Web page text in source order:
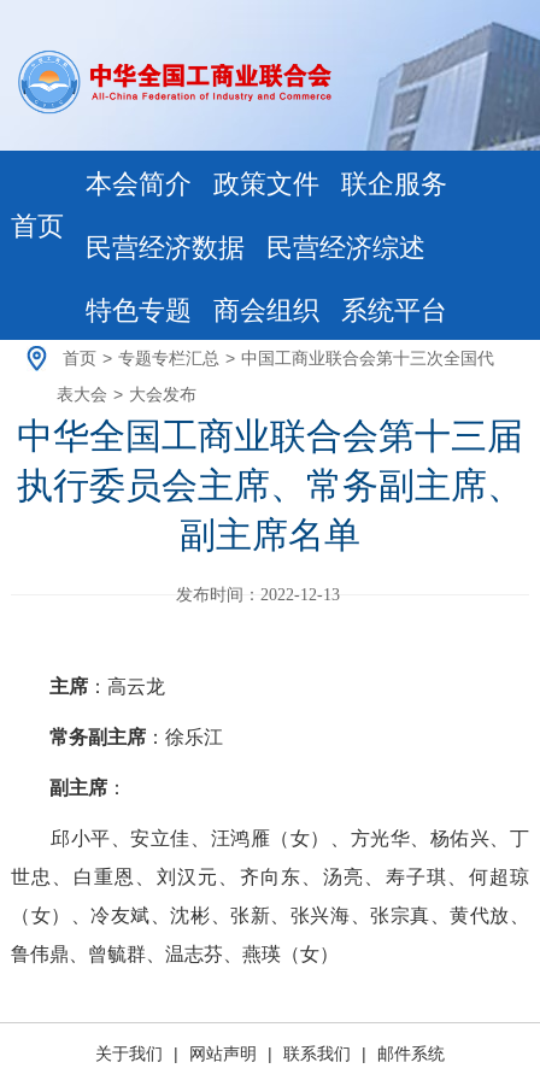
首页
本会简介 政策文件 联企服务
民营经济数据 民营经济综述
特色专题 商会组织 系统平台
首页 > 专题专栏汇总 > 中国工商业联合会第十三次全国代
表大会 > 大会发布
中华全国工商业联合会第十三届
执行委员会主席、常务副主席、
副主席名单
发布时间：2022-12-13
主席：高云龙
常务副主席：徐乐江
副主席：
邱小平、安立佳、汪鸿雁（女）、方光华、杨佑兴、丁
世忠、白重恩、刘汉元、齐向东、汤亮、寿子琪、何超琼
（女）、冷友斌、沈彬、张新、张兴海、张宗真、黄代放、
鲁伟鼎、曾毓群、温志芬、燕瑛（女）
关于我们 | 网站声明 | 联系我们 | 邮件系统